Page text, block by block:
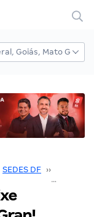
SEDES DF ››